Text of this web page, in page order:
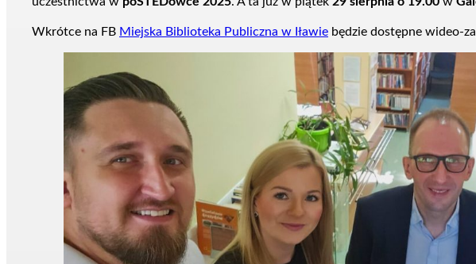
Wkrótce na FB Miejska Biblioteka Publiczna w Iławie będzie dostępne wideo-